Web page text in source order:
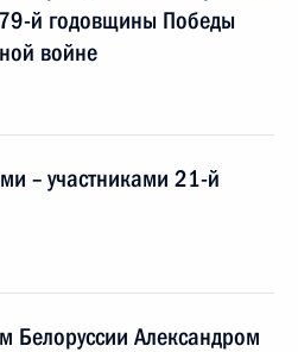
79-й годовщины Победы
войне
– участниками 21-й
Белоруссии Александром